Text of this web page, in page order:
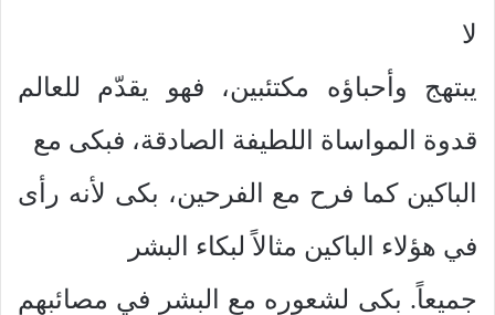
لا
يبتهج وأحباؤه مكتئبين، فهو يقدّم للعالم
قدوة المواساة اللطيفة الصادقة، فبكى مع
الباكين كما فرح مع الفرحين، بكى لأنه رأى
في هؤلاء الباكين مثالاً لبكاء البشر
جميعاً. بكى لشعوره مع البشر في مصائبهم